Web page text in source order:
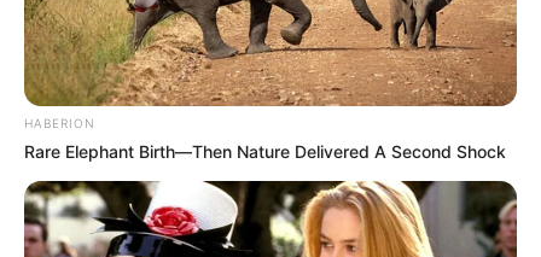
HABERION
Rare Elephant Birth—Then Nature Delivered A Second Shock